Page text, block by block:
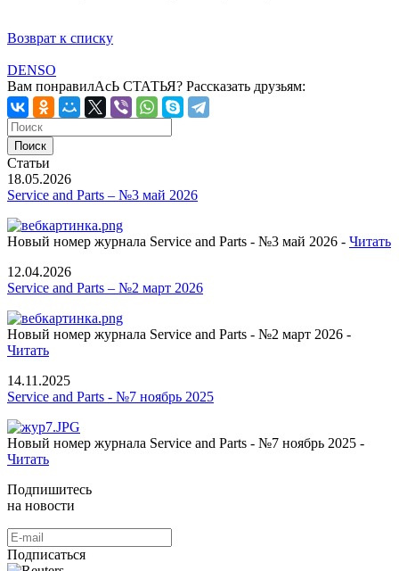
Возврат к списку
DENSO
Вам понравилАсЬ СТАТЬЯ? Рассказать друзьям:
Статьи
18.05.2026
Service and Parts – №3 май 2026
Новый номер журнала Service and Parts - №3 май 2026 - Читать
12.04.2026
Service and Parts – №2 март 2026
Новый номер журнала Service and Parts - №2 март 2026 -
Читать
14.11.2025
Service and Parts - №7 ноябрь 2025
Новый номер журнала Service and Parts - №7 ноябрь 2025 -
Читать
Подпишитесь
на новости
Подписаться